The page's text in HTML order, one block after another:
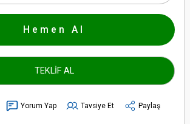
Hemen Al
TEKLİF AL
Yorum Yap Tavsiye Et Paylaş